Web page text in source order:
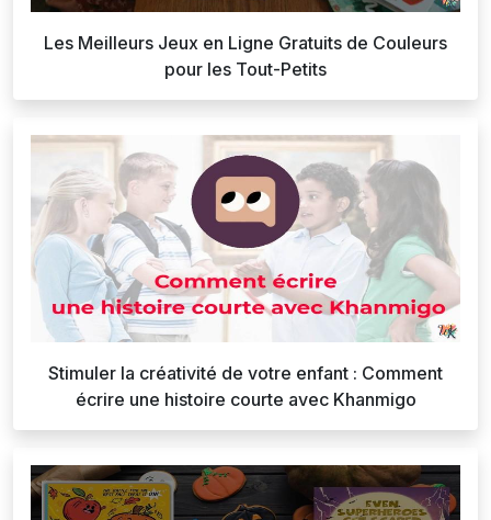
Les Meilleurs Jeux en Ligne Gratuits de Couleurs
pour les Tout-Petits
Stimuler la créativité de votre enfant : Comment
écrire une histoire courte avec Khanmigo